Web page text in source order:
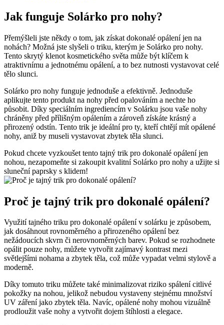
Jak funguje Solárko pro nohy?
Přemýšleli jste někdy o tom, jak získat dokonalé opálení jen na
nohách? Možná jste slyšeli o triku, kterým je Solárko pro nohy.
Tento skrytý klenot kosmetického světa může být klíčem k
atraktivnímu a jednotnému opálení, a to bez nutnosti vystavovat celé
tělo slunci.
Solárko pro nohy funguje jednoduše a efektivně. Jednoduše
aplikujte tento produkt na nohy před opalováním a nechte ho
působit. Díky speciálním ingrediencím v Solárku jsou vaše nohy
chráněny před přílišným opálením a zároveň získáte krásný a
přirozený odstín. Tento trik je ideální pro ty, kteří chtějí mít opálené
nohy, aniž by museli vystavovat zbytek těla slunci.
Pokud chcete vyzkoušet tento tajný trik pro dokonalé opálení jen
nohou, nezapomeňte si zakoupit kvalitní Solárko pro nohy a užijte si
sluneční paprsky s klidem!
Proč je tajný trik pro dokonalé opálení?
Využití tajného triku pro dokonalé opálení v solárku je způsobem,
jak dosáhnout rovnoměrného a přirozeného opálení bez
nežádoucích skvrn či nerovnoměrných barev. Pokud se rozhodnete
opálit pouze nohy, můžete vytvořit zajímavý kontrast mezi
světlejšími nohama a zbytek těla, což může vypadat velmi stylově a
moderně.
Díky tomuto triku můžete také minimalizovat riziko spálení citlivé
pokožky na nohou, jelikož nebudou vystaveny stejnému množství
UV záření jako zbytek těla. Navíc, opálené nohy mohou vizuálně
prodloužit vaše nohy a vytvořit dojem štíhlosti a elegace.